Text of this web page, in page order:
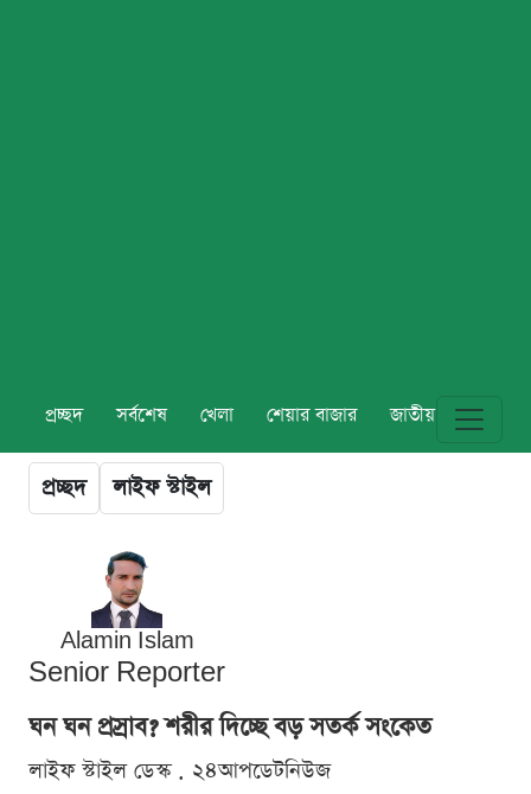
প্রচ্ছদ সর্বশেষ খেলা শেয়ার বাজার জাতীয় বিশ্ব
প্রচ্ছদ লাইফ স্টাইল
Alamin Islam
Senior Reporter
ঘন ঘন প্রস্রাব? শরীর দিচ্ছে বড় সতর্ক সংকেত
লাইফ স্টাইল ডেস্ক . ২৪আপডেটনিউজ